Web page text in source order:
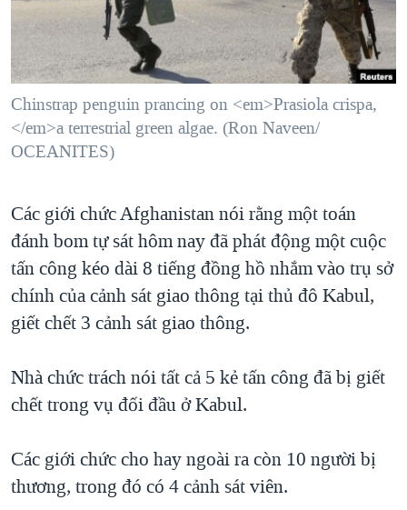
"Tìm" NGƯỜI VIỆT HẢI NGOẠI
KINH TẾ
KHOA HỌC
SỨC KHOẺ
THỂ THAO
GIÁO DỤC
TẠI
HÀNH TRÌNH BẦU CỬ 2024
MỘT NĂM CHIẾN TRANH TẠI DẢI GAZA
GIẢI MÃ VÀNH ĐAI & CON ĐƯỜNG
NGÀY TỊ NẠN THẾ GIỚI
CHI PHÍ CHIẾN TRANH AFGHANISTAN
CÁC GIÁ TRỊ CỘNG HÒA Ở VIỆT NAM
THƯỢNG ĐỈNH TRUMP-KIM TẠI VIỆT NAM
TRỊNH VĨNH BÌNH VS. CHÍNH PHỦ VIỆT NAM
BÊN KIA QUỐC LỘ: TIẾNG VỌNG TỪ NÔNG THÔN MỸ
VIDEO
MẠNG XÃ HỘI
Chinstrap penguin prancing on <em>Prasiola crispa,
</em>a terrestrial green algae. (Ron Naveen/
OCEANITES)
Các giới chức Afghanistan nói rằng một toán
đánh bom tự sát hôm nay đã phát động một cuộc
tấn công kéo dài 8 tiếng đồng hồ nhắm vào trụ sở
chính của cảnh sát giao thông tại thủ đô Kabul,
giết chết 3 cảnh sát giao thông.
Nhà chức trách nói tất cả 5 kẻ tấn công đã bị giết
chết trong vụ đối đầu ở Kabul.
Các giới chức cho hay ngoài ra còn 10 người bị
thương, trong đó có 4 cảnh sát viên.